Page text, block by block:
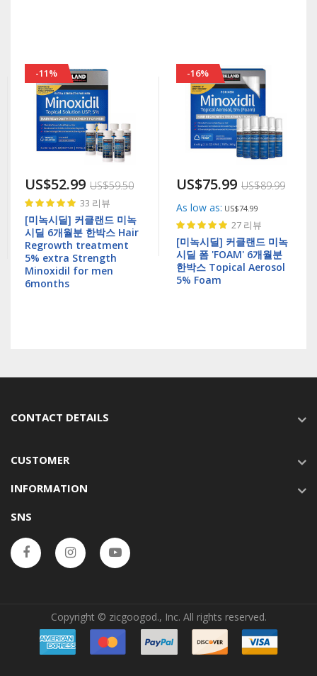
-11%
US$52.99 US$59.50
Rating:
100%
33 리뷰
[미녹시딜] 커클랜드 미녹
시딜 6개월분 한박스 Hair
Regrowth treatment
5% extra Strength
Minoxidil for men
6months
-16%
US$75.99 US$89.99
As low as US$74.99
Rating:
100%
27 리뷰
[미녹시딜] 커클랜드 미녹
시딜 폼 'FOAM' 6개월분
한박스 Topical Aerosol
5% Foam
CONTACT DETAILS
CUSTOMER
INFORMATION
SNS
Copyright © zicgoogod., Inc. All rights reserved.